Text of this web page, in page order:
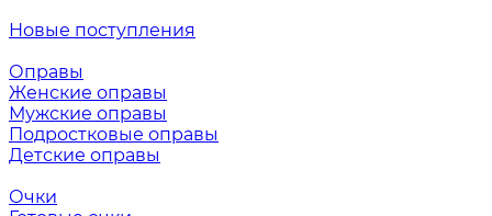
Новые поступления
Оправы
Женские оправы
Мужские оправы
Подростковые оправы
Детские оправы
Очки